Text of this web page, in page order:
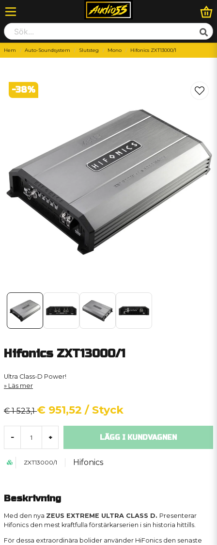
Hem Auto-Soundsystem Slutsteg Mono Hifonics ZXT13000/1
-38%
Hifonics ZXT13000/1
Ultra Class-D Power!
Läs mer
€ 1 523,1€ 951,52 / Styck
- + LÄGG I KUNDVAGNEN
ZXT13000/1 Hifonics
Beskrivning
Med den nya ZEUS EXTREME ULTRA CLASS D. Presenterar
Hifonics den mest kraftfulla förstärkarserien i sin historia hittills.
För dessa extraordinära bolider använder HiFonics den senaste